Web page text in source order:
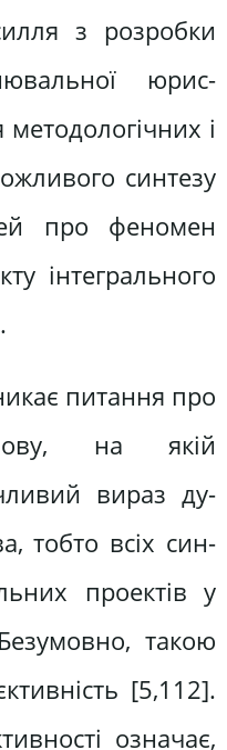
з розробки
юрис­
методологічних і
синте­зу
про феномен
інтегрального
питан­ня про
на якій
вираз ду­
тобто всіх син­
проектів у
такою
[5,112].
означає,